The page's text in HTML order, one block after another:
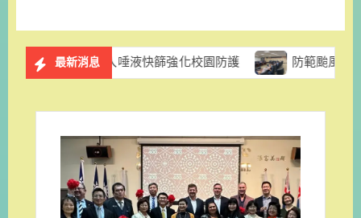
約 上
記
最新消息
入唾液快篩強化校園防護 防範颱風停電風險 台電台